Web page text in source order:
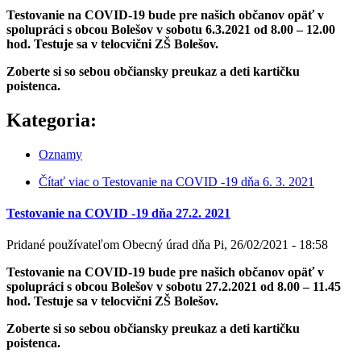
Testovanie na COVID-19 bude pre našich občanov opäť v
spolupráci s obcou Bolešov v sobotu 6.3.2021 od 8.00 – 12.00
hod. Testuje sa v telocvični ZŠ Bolešov.
Zoberte si so sebou občiansky preukaz a deti kartičku
poistenca.
Kategoria:
Oznamy
Čítať viac o Testovanie na COVID -19 dňa 6. 3. 2021
Testovanie na COVID -19 dňa 27.2. 2021
Pridané používateľom Obecný úrad dňa Pi, 26/02/2021 - 18:58
Testovanie na COVID-19 bude pre našich občanov opäť v
spolupráci s obcou Bolešov v sobotu 27.2.2021 od 8.00 – 11.45
hod. Testuje sa v telocvični ZŠ Bolešov.
Zoberte si so sebou občiansky preukaz a deti kartičku
poistenca.